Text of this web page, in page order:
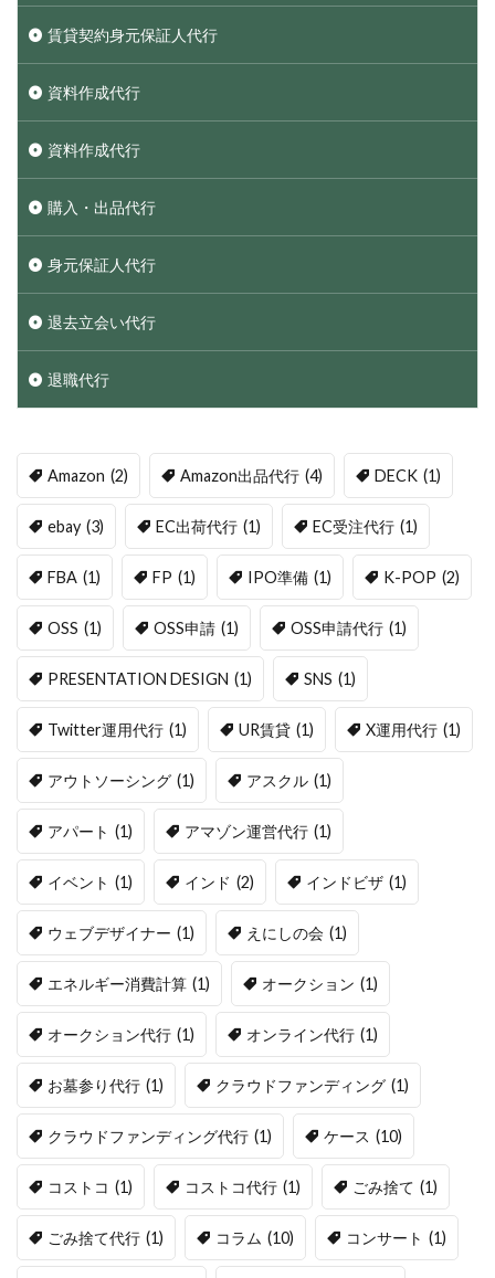
賃貸契約身元保証人代行
資料作成代行
資料作成代行
購入・出品代行
身元保証人代行
退去立会い代行
退職代行
Amazon (2) Amazon出品代行 (4) DECK (1)
ebay (3) EC出荷代行 (1) EC受注代行 (1)
FBA (1) FP (1) IPO準備 (1) K-POP (2)
OSS (1) OSS申請 (1) OSS申請代行 (1)
PRESENTATION DESIGN (1) SNS (1)
Twitter運用代行 (1) UR賃貸 (1) X運用代行 (1)
アウトソーシング (1) アスクル (1)
アパート (1) アマゾン運営代行 (1)
イベント (1) インド (2) インドビザ (1)
ウェブデザイナー (1) えにしの会 (1)
エネルギー消費計算 (1) オークション (1)
オークション代行 (1) オンライン代行 (1)
お墓参り代行 (1) クラウドファンディング (1)
クラウドファンディング代行 (1) ケース (10)
コストコ (1) コストコ代行 (1) ごみ捨て (1)
ごみ捨て代行 (1) コラム (10) コンサート (1)